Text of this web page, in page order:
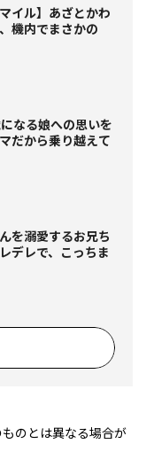
イル】あざとかわ
機内でまさかの
なる娘への思いを
だから乗り越えて
を溺愛するお兄ち
デレで、こっちま
のとは異なる場合が